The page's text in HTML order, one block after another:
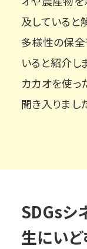
及していると
多様性の保
いると紹介し
カカオを使っ
聞き入りまし
SDGsシ
生にいど